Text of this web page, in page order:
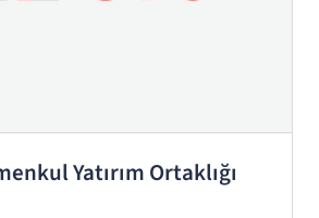
Yatırım Ortaklığı